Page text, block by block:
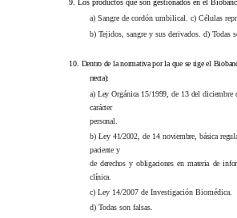
9. Los productos que son gestionados en el
a) Sangre de cordón umbilical.
c) Células
b) Tejidos, sangre y sus derivados. d) Todas
10. Dentro de la normativa por la que se rige el
rrecta):
a) Ley Orgánica 15/1999, de 13 del diciembre
carácter
personal.
b) Ley 41/2002, de 14 noviembre, básica
paciente y
de derechos y obligaciones en materia de
clínica.
c) Ley 14/2007 de Investigación Biomédica.
d) Todas son falsas.